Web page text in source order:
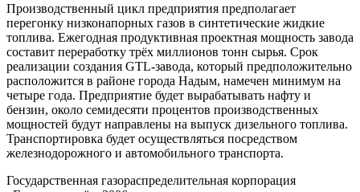
Производственный цикл предприятия предполагает
перегонку низконапорных газов в синтетические жидкие
топлива. Ежегодная продуктивная проектная мощность завода
составит переработку трёх миллионов тонн сырья. Срок
реализации создания GTL-завода, который предположительно
расположится в районе города Надым, намечен минимум на
четыре года. Предприятие будет вырабатывать нафту и
бензин, около семидесяти процентов производственных
мощностей будут направлены на выпуск дизельного топлива.
Транспортировка будет осуществляться посредством
железнодорожного и автомобильного транспорта.
Государственная газораспределительная корпорация